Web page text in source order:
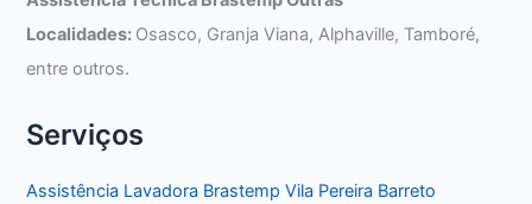
Localidades: Osasco, Granja Viana, Alphaville, Tamboré,
entre outros.
Serviços
Assistência Lavadora Brastemp Vila Pereira Barreto